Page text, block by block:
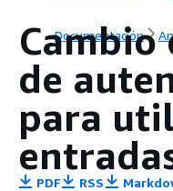
Documentación
Cambio
de
para
PDF RSS